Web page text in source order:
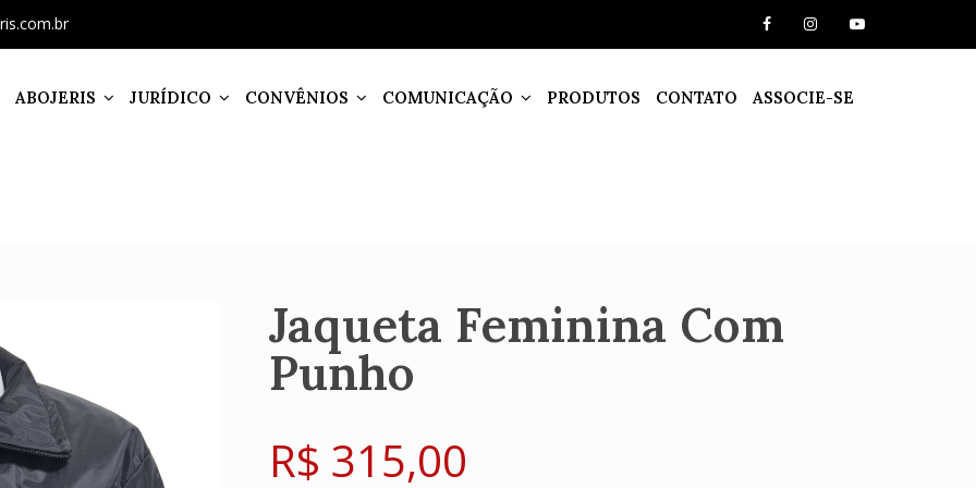
ABOJERIS JURÍDICO CONVÊNIOS COMUNICAÇÃO PRODUTOS CONTATO ASSOCIE-SE
Jaqueta Feminina Com
Punho
R$ 315,00